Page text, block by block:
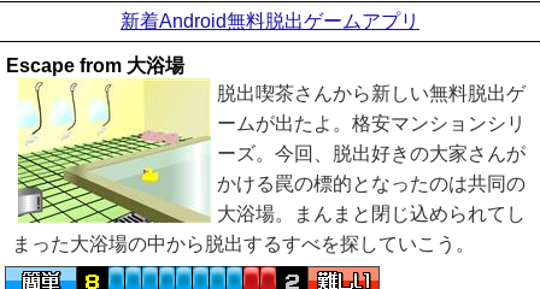
新着Android無料脱出ゲームアプリ
Escape from 大浴場
脱出喫茶さんから新しい無料脱出ゲ
ームが出たよ。格安マンションシリ
ーズ。今回、脱出好きの大家さんが
かける罠の標的となったのは共同の
大浴場。まんまと閉じ込められてし
まった大浴場の中から脱出するすべを探していこう。